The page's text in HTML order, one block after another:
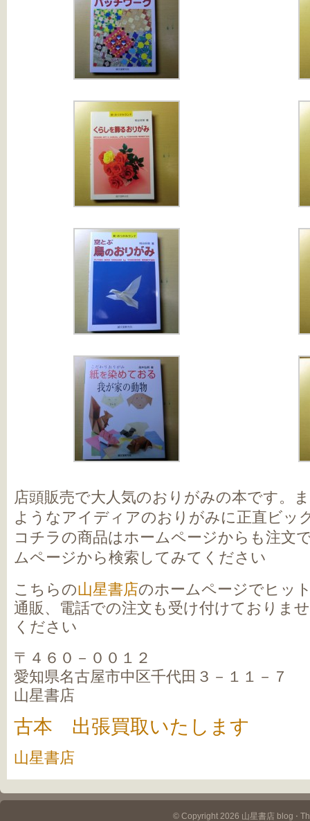
店頭販売で大人気のおりがみの本です。
ようなアイディアのおりがみに正直ビッ
コチラの商品はホームページからも注文
ムページから検索してみてください
こちらの山星書店のホームページでヒッ
通販、電話での注文も受け付けておりま
ください
〒４６０－００１２
愛知県名古屋市中区千代田３－１１－７
山星書店
古本 出張買取いたします
山星書店
© Copyright 2026 山星書店 blog ⋅